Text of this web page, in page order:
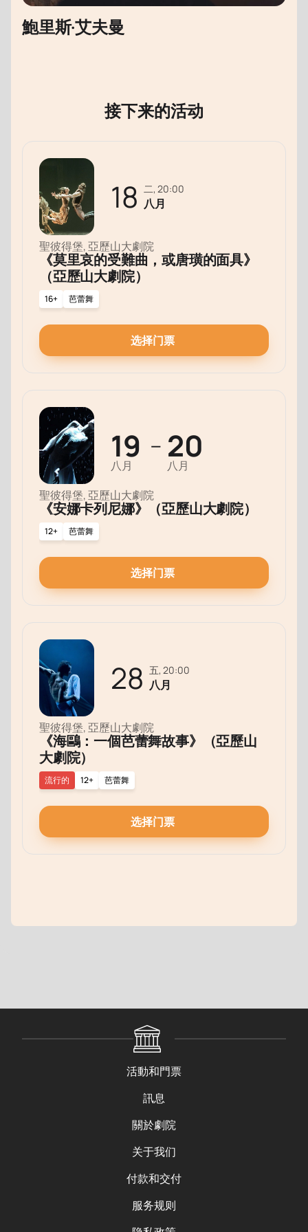
鮑里斯·艾夫曼
接下来的活动
18 二, 20:00
八月
聖彼得堡, 亞歷山大劇院
《莫里哀的受難曲，或唐璜的面具》
（亞歷山大劇院）
16+ 芭蕾舞
选择门票
19
八月
— 20
八月
聖彼得堡, 亞歷山大劇院
《安娜卡列尼娜》（亞歷山大劇院）
12+ 芭蕾舞
选择门票
28 五, 20:00
八月
聖彼得堡, 亞歷山大劇院
《海鷗：一個芭蕾舞故事》（亞歷山
大劇院）
12+ 芭蕾舞
流行的
选择门票
活動和門票
訊息
關於劇院
关于我们
付款和交付
服务规则